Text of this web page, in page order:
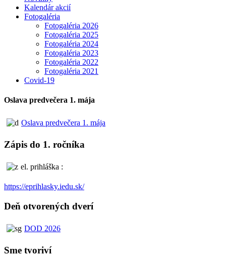
Kalendár akcií
Fotogaléria
Fotogaléria 2026
Fotogaléria 2025
Fotogaléria 2024
Fotogaléria 2023
Fotogaléria 2022
Fotogaléria 2021
Covid-19
Oslava predvečera 1. mája
Oslava predvečera 1. mája
Zápis do 1. ročníka
el. prihláška :
https://eprihlasky.iedu.sk/
Deň otvorených dverí
DOD 2026
Sme tvoriví